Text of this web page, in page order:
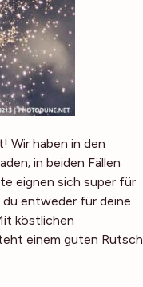
Wir haben in den
in beiden Fällen
eignen sich super für
du entweder für deine
köstlichen
einem guten Rutsch